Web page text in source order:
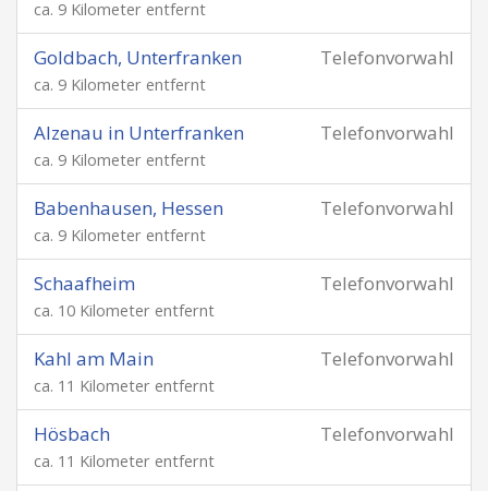
ca. 9 Kilometer entfernt
Telefonvorwahl
Goldbach, Unterfranken
ca. 9 Kilometer entfernt
Telefonvorwahl
Alzenau in Unterfranken
ca. 9 Kilometer entfernt
Telefonvorwahl
Babenhausen, Hessen
ca. 9 Kilometer entfernt
Telefonvorwahl
Schaafheim
ca. 10 Kilometer entfernt
Telefonvorwahl
Kahl am Main
ca. 11 Kilometer entfernt
Telefonvorwahl
Hösbach
ca. 11 Kilometer entfernt